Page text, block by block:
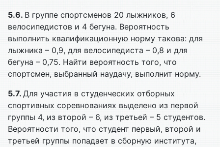
5.6. В группе спортсменов 20 лыжников, 6
велосипедистов и 4 бегуна. Вероятность
выполнить квалификационную норму такова: для
лыжника – 0,9, для велосипедиста – 0,8 и для
бегуна – 0,75. Найти вероятность того, что
спортсмен, выбранный наудачу, выполнит норму.
5.7. Для участия в студенческих отборных
спортивных соревнованиях выделено из первой
группы 4, из второй – 6, из третьей – 5 студентов.
Вероятности того, что студент первый, второй и
третьей группы попадает в сборную института,